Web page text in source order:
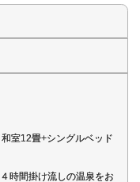
室12畳+シングルベッド
時間掛け流しの温泉をお